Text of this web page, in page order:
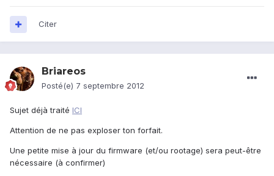
Citer
Briareos
Posté(e) 7 septembre 2012
Sujet déjà traité ICI
Attention de ne pas exploser ton forfait.
Une petite mise à jour du firmware (et/ou rootage) sera peut-être
nécessaire (à confirmer)